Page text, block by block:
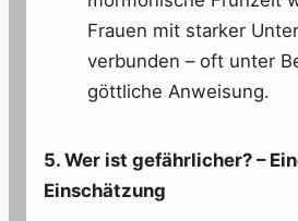
Frauen mit starker
verbunden – oft unter
göttliche Anweisung.
5. Wer ist gefährlicher? –
Einschätzung